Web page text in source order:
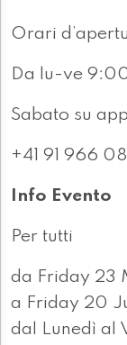
Orari
Da lu-ve
Sabato su
+41 91 966
Info Evento
Per tutti
da Friday 23
a Friday 20
dal Lunedì al